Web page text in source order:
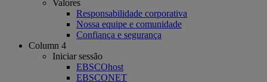
Valores
Responsabilidade corporativa
Nossa equipe e comunidade
Confiança e segurança
Column 4
Iniciar sessão
EBSCOhost
EBSCONET